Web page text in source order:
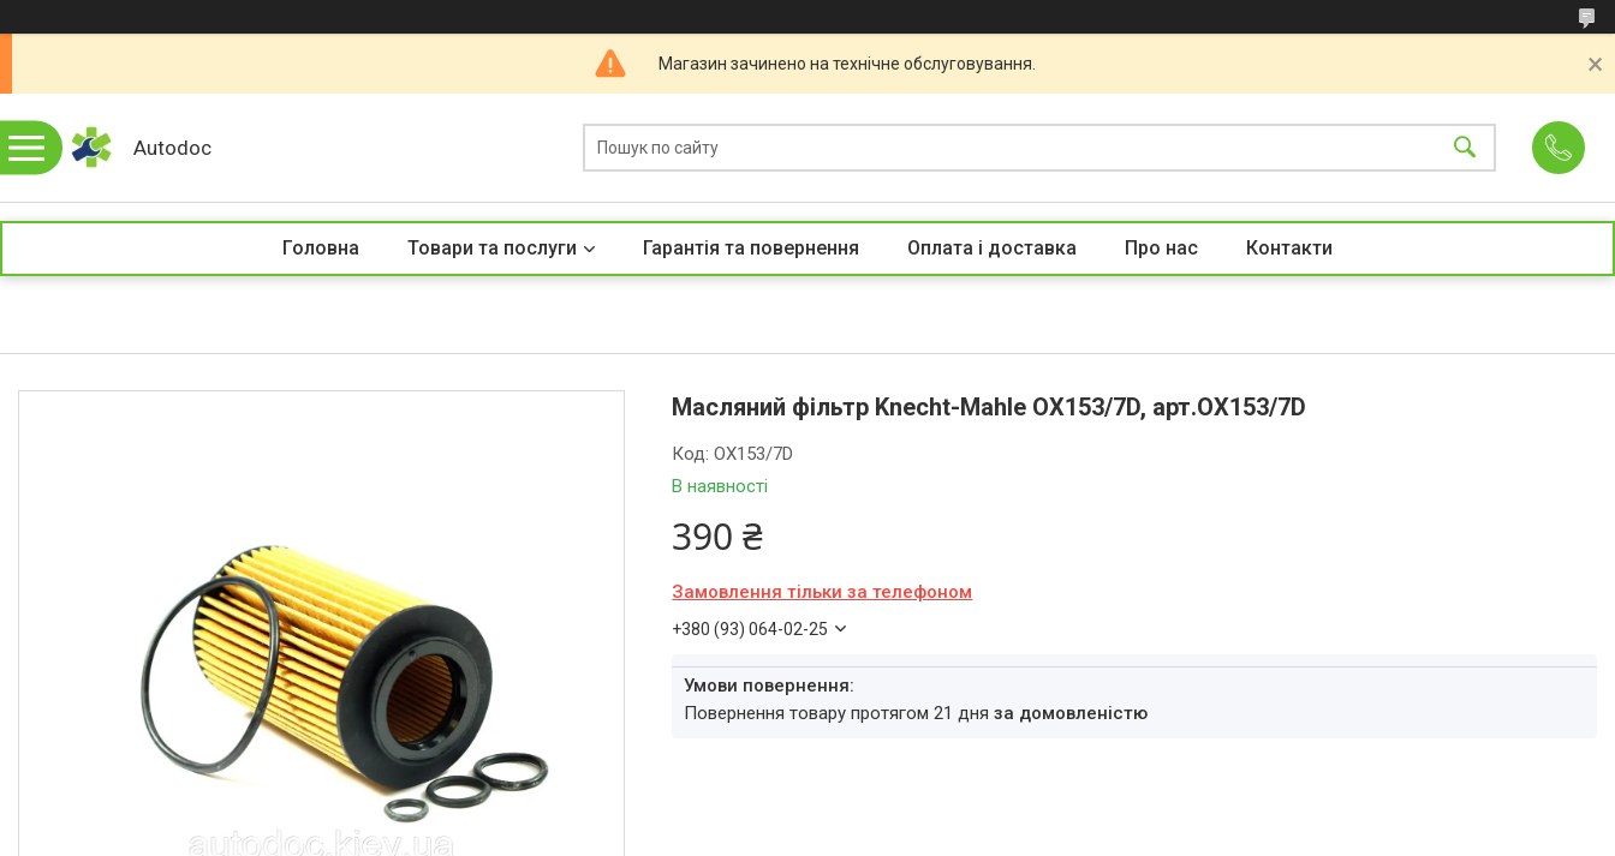
Магазин зачинено на технічне обслуговування.
Autodoc
Головна Товари та послуги Гарантія та повернення Оплата і доставка Про нас Контакти
Масляний фільтр Knecht-Mahle OX153/7D, арт.OX153/7D
В наявності
Код:OX153/7D
390 ₴
Замовлення тільки за телефоном
+380 (93) 064-02-25
повернення товару протягом 21 дняза домовленістю